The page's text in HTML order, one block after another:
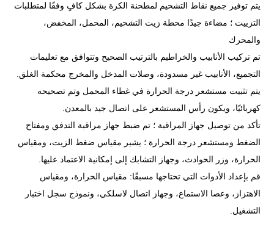
يتم توفير جميع نقاط التشحيم لمطحنة الكرة بشكل كافٍ وفقًا لمتطلبات
التزييت ؛ مضاءة جيدًا محطة زيت التشحيم، المحمل، المخفض،
والمحرك
تم تركيب الأنابيب والخراطيم بالترتيب الصحيح وتتوافق مع تعليمات
التجميع، الأنابيب غير مسدودة، وصلات المدخل والمخرج محكمة الغلق.
يتم تثبيت مستشعر درجة الحرارة في غطاء المحمل وتم تصحيحه
كهربائيًا، ويكون رأس المستشعر على اتصال جيد بالمعدن.
تأكد من توصيل جهاز المراقبة ؛ تم ضبط جهاز مراقبة التدفق ومفتاح
الضغط ومستشعر درجة الحرارة ؛ يشير مقياس ضغط الزيت، ومقياس
الحرارة، وزر الحوادث، وجهاز التشابك إلى إمكانية الاعتماد عليها.
قم بإعداد الأدوات التي تحتاجها مسبقًا: مقياس الحرارة، ومقياس
الاهتزاز، وعصا الاستماع، وجهاز اتصال لاسلكي، ونموذج سجل اختبار
التشغيل.